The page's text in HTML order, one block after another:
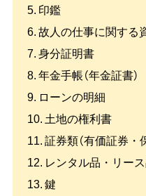
印鑑
故人の仕事に関する
身分証明書
年金手帳（年金証書）
ローンの明細
土地の権利書
証券類（有価証券・
レンタル品・リー
鍵